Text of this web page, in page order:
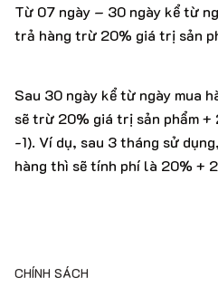
Từ 07 ngày – 30 ngày kể từ
trả hàng trừ 20% giá trị sản
Sau 30 ngày kể từ ngày mua
sẽ trừ 20% giá trị sản phẩm +
-1). Ví dụ, sau 3 tháng sử
hàng thì sẽ tính phí là 20% +
CHÍNH SÁCH